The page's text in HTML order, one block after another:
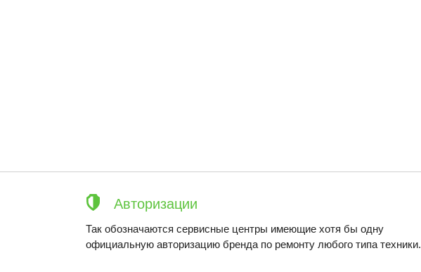
Авторизации
Так обозначаются сервисные центры имеющие хотя бы одну
официальную авторизацию бренда по ремонту любого типа техники.